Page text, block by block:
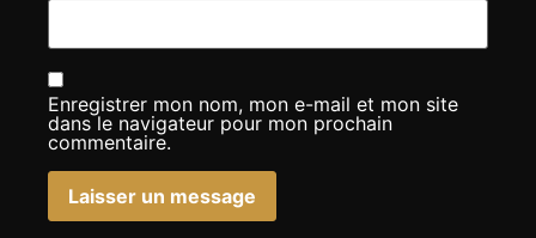
Enregistrer mon nom, mon e-mail et mon site
dans le navigateur pour mon prochain
commentaire.